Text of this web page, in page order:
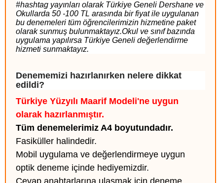
#hashtag yayınları olarak Türkiye Geneli Dershane ve
Okullarda 50 -100 TL arasında bir fiyat ile uygulanan
bu denemeleri tüm öğrencilerimizin hizmetine paket
olarak sunmuş bulunmaktayız.Okul ve sınıf bazında
uygulama yapılırsa Türkiye Geneli değerlendirme
hizmeti sunmaktayız.
Denememizi hazırlanırken nelere dikkat
edildi?
Türkiye Yüzyılı Maarif Modeli'ne uygun
olarak hazırlanmıştır.
Tüm denemelerimiz A4 boyutundadır.
Fasiküller halindedir.
Mobil uygulama ve değerlendirmeye uygun
optik deneme içinde hediyemizdir.